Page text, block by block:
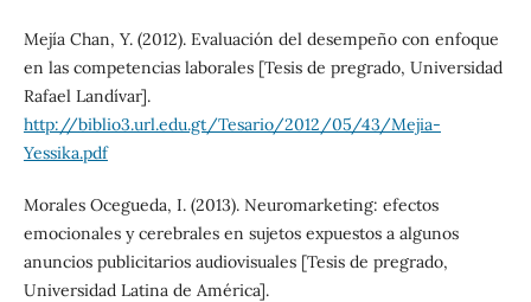
Mejía Chan, Y. (2012). Evaluación del desempeño con enfoque
en las competencias laborales [Tesis de pregrado, Universidad
Rafael Landívar].
http://biblio3.url.edu.gt/Tesario/2012/05/43/Mejia-
Yessika.pdf
Morales Ocegueda, I. (2013). Neuromarketing: efectos
emocionales y cerebrales en sujetos expuestos a algunos
anuncios publicitarios audiovisuales [Tesis de pregrado,
Universidad Latina de América].